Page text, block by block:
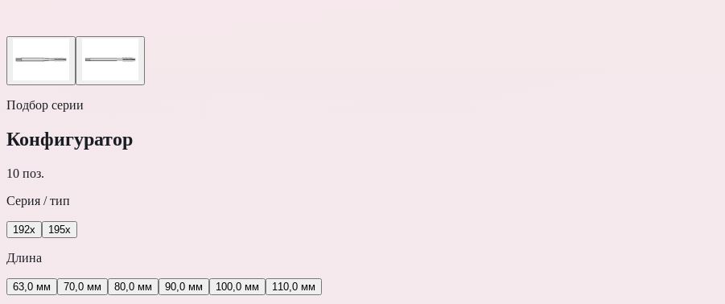
Подбор серии
Конфигуратор
10 поз.
Серия / тип
192x 195x
Длина
63,0 мм 70,0 мм 80,0 мм 90,0 мм 100,0 мм 110,0 мм